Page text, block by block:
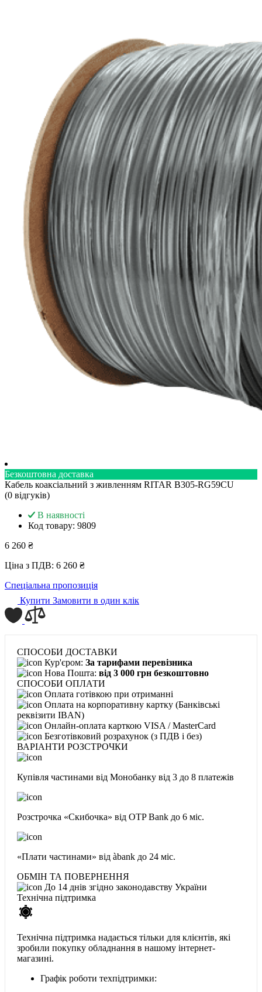
Безкоштовна доставка
Кабель коаксіальний з живленням RITAR B305-RG59CU
(0 вiдгукiв)
В наявності
Код товару: 9809
6 260 ₴
Ціна з ПДВ: 6 260 ₴
Спеціальна пропозиція
Купити Замовити в один клік
СПОСОБИ ДОСТАВКИ
Кур'єром: За тарифами перевізника
Нова Пошта: від 3 000 грн безкоштовно
СПОСОБИ ОПЛАТИ
Оплата готівкою при отриманні
Оплата на корпоративну картку (Банківські
реквізити IBAN)
Онлайн-оплата карткою VISA / MasterCard
Безготівковий розрахунок (з ПДВ і без)
ВАРІАНТИ РОЗСТРОЧКИ
Купівля частинами від Монобанку від 3 до 8 платежів
Розстрочка «Скибочка» від OTP Bank до 6 міс.
«Плати частинами» від àbank до 24 міс.
ОБМІН ТА ПОВЕРНЕННЯ
До 14 днів згідно законодавству України
Технічна підтримка
Технічна підтримка надається тільки для клієнтів, які
зробили покупку обладнання в нашому інтернет-
магазині.
Графік роботи техпідтримки: